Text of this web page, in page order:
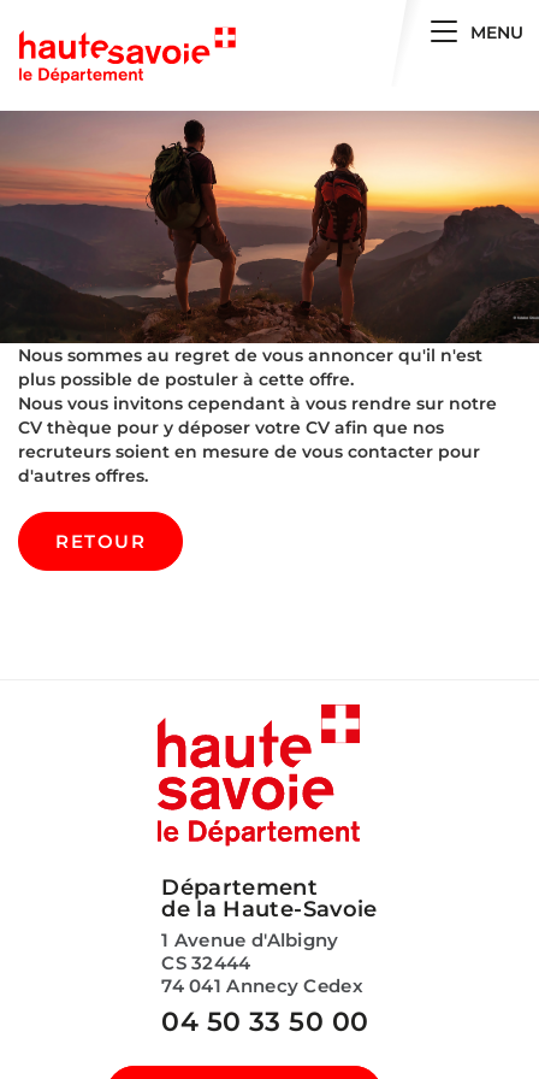
Toggle
MENU
Nous sommes au regret de vous annoncer qu'il n'est
plus possible de postuler à cette offre.
Nous vous invitons cependant à vous rendre sur notre
CV thèque pour y déposer votre CV afin que nos
recruteurs soient en mesure de vous contacter pour
d'autres offres.
RETOUR
Département
de la Haute-Savoie
1 Avenue d'Albigny
CS 32444
74 041 Annecy Cedex
04 50 33 50 00